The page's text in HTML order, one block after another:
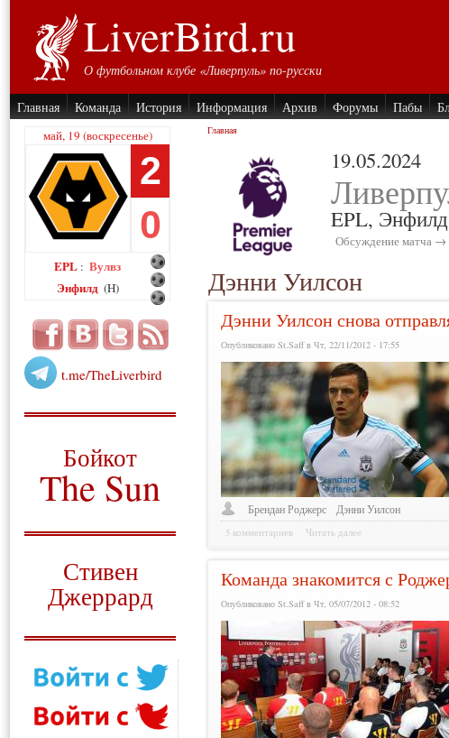
LiverBird.ru
О футбольном клубе «Ливерпуль» по-русски
Главная Команда История Информация Архив Форумы Пабы
май, 19 (воскресенье)
2
0
EPL : Вулвз
Энфилд (H)
t.me/TheLiverbird
Бойкот
The Sun
Стивен
Джеррард
Главная
19.05.2024
EPL, Энфилд
Обсуждение матча →
Дэнни Уилсон
Дэнни Уилсон снова
Опубликовано St.Saff в Чт, 22/11/2012 - 17:55
Брендан Роджерс
Дэнни Уилсон
5 комментариев Читать далее
Команда знакомится с
Опубликовано St.Saff в Чт, 05/07/2012 - 08:52